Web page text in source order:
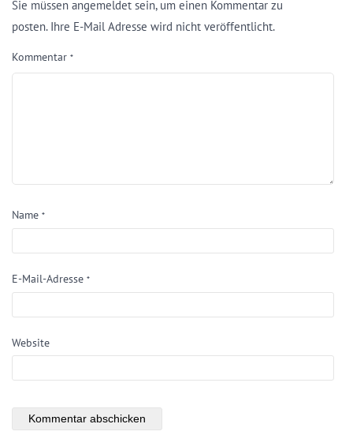
Sie müssen angemeldet sein, um einen Kommentar zu
posten. Ihre E-Mail Adresse wird nicht veröffentlicht.
Kommentar *
Name *
E-Mail-Adresse *
Website